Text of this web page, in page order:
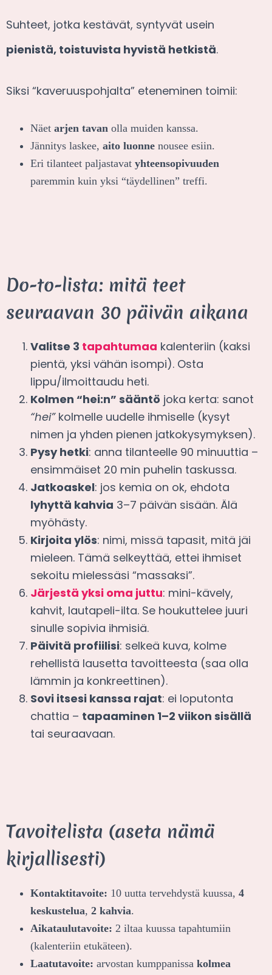
Suhteet, jotka kestävät, syntyvät usein
pienistä, toistuvista hyvistä hetkistä.
Siksi “kaveruuspohjalta” eteneminen toimii:
Näet arjen tavan olla muiden kanssa.
Jännitys laskee, aito luonne nousee esiin.
Eri tilanteet paljastavat yhteensopivuuden
paremmin kuin yksi “täydellinen” treffi.
Do-to-lista: mitä teet
seuraavan 30 päivän aikana
Valitse 3 tapahtumaa kalenteriin (kaksi
pientä, yksi vähän isompi). Osta
lippu/ilmoittaudu heti.
Kolmen “hei:n” sääntö joka kerta: sanot
“hei”kolmelle uudelle ihmiselle (kysyt
nimen ja yhden pienen jatkokysymyksen).
Pysy hetki: anna tilanteelle 90 minuuttia –
ensimmäiset 20 min puhelin taskussa.
Jatkoaskel: jos kemia on ok, ehdota
lyhyttä kahvia 3–7 päivän sisään. Älä
myöhästy.
Kirjoita ylös: nimi, missä tapasit, mitä jäi
mieleen. Tämä selkeyttää, ettei ihmiset
sekoitu mielessäsi “massaksi”.
Järjestä yksi oma juttu: mini-kävely,
kahvit, lautapeli-ilta. Se houkuttelee juuri
sinulle sopivia ihmisiä.
Päivitä profiilisi: selkeä kuva, kolme
rehellistä lausetta tavoitteesta (saa olla
lämmin ja konkreettinen).
Sovi itsesi kanssa rajat: ei loputonta
chattia – tapaaminen 1–2 viikon sisällä
tai seuraavaan.
Tavoitelista (aseta nämä
kirjallisesti)
Kontakti­tavoite: 10 uutta tervehdystä kuussa, 4
keskustelua, 2 kahvia.
Aikataulu­tavoite: 2 iltaa kuussa tapahtumiin
(kalenteriin etukäteen).
Laatu­tavoite: arvostan kumppanissa kolmea